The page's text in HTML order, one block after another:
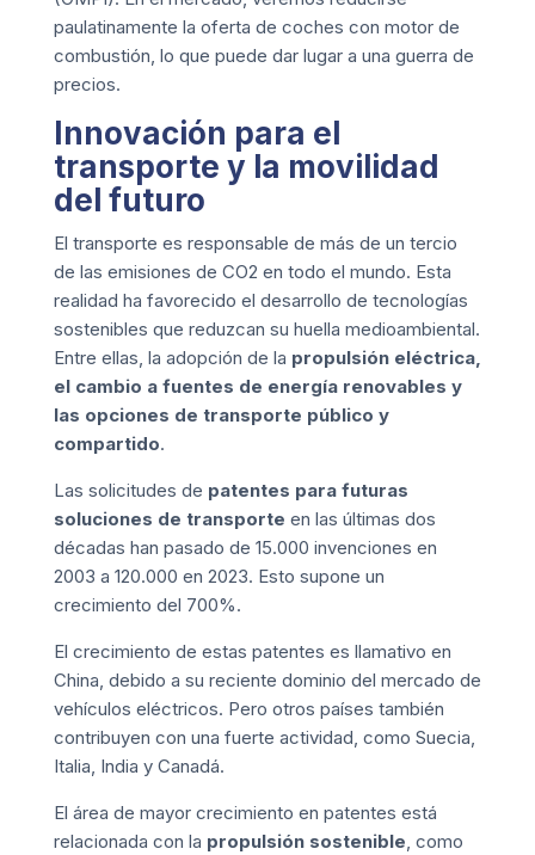
paulatinamente la oferta de coches con motor de
combustión, lo que puede dar lugar a una guerra de
precios.
Innovación para el
transporte y la movilidad
del futuro
El transporte es responsable de más de un tercio
de las emisiones de CO2 en todo el mundo. Esta
realidad ha favorecido el desarrollo de tecnologías
sostenibles que reduzcan su huella medioambiental.
Entre ellas, la adopción de la propulsión eléctrica,
el cambio a fuentes de energía renovables y
las opciones de transporte público y
compartido.
Las solicitudes de patentes para futuras
soluciones de transporte en las últimas dos
décadas han pasado de 15.000 invenciones en
2003 a 120.000 en 2023. Esto supone un
crecimiento del 700%.
El crecimiento de estas patentes es llamativo en
China, debido a su reciente dominio del mercado de
vehículos eléctricos. Pero otros países también
contribuyen con una fuerte actividad, como Suecia,
Italia, India y Canadá.
El área de mayor crecimiento en patentes está
relacionada con la propulsión sostenible, como